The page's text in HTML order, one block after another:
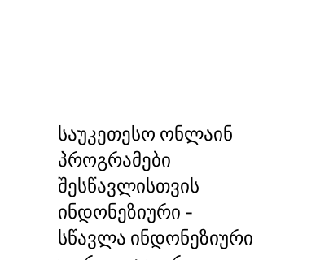
საუკეთესო ონლაინ
პროგრამები
შესწავლისთვის
ინდონეზიური -
სწავლა ინდონეზიური